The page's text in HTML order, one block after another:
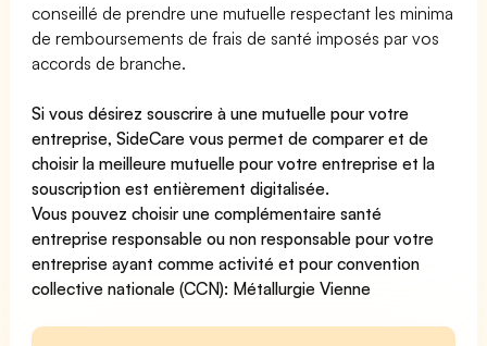
conseillé de prendre une mutuelle respectant les minima
de remboursements de frais de santé imposés par vos
accords de branche.
Si vous désirez souscrire à une mutuelle pour votre
entreprise, SideCare vous permet decomparer et de
choisir la meilleure mutuelle pour votre entreprise et la
souscription est entièrement digitalisée.
Vous pouvez choisir une complémentaire santé
entrepriseresponsable ou non responsable pour votre
entreprise ayant comme activité et pour convention
collective nationale (CCN): Métallurgie Vienne